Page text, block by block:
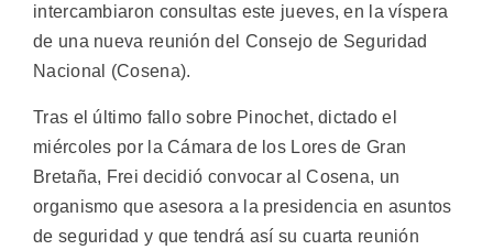
intercambiaron consultas este jueves, en la víspera
de una nueva reunión del Consejo de Seguridad
Nacional (Cosena).
Tras el último fallo sobre Pinochet, dictado el
miércoles por la Cámara de los Lores de Gran
Bretaña, Frei decidió convocar al Cosena, un
organismo que asesora a la presidencia en asuntos
de seguridad y que tendrá así su cuarta reunión